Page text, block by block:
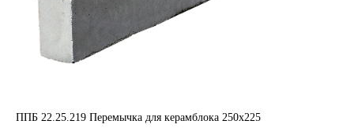
ППБ 22.25.219 Перемычка для керамблока 250х225